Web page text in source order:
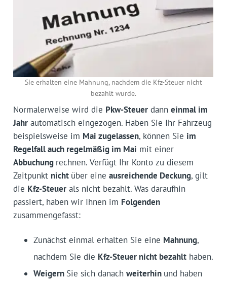
Sie erhalten eine Mahnung, nachdem die Kfz-Steuer nicht
bezahlt wurde.
Normalerweise wird die Pkw-Steuerdann einmal im
Jahrautomatisch eingezogen. Haben Sie Ihr Fahrzeug
beispielsweise im Mai zugelassen, können Sie im
Regelfall auch regelmäßig im Mai mit einer
Abbuchung rechnen. Verfügt Ihr Konto zu diesem
Zeitpunkt nicht über eine ausreichende Deckung, gilt
die Kfz-Steuerals nicht bezahlt. Was daraufhin
passiert, haben wir Ihnen im Folgenden
zusammengefasst:
Zunächst einmal erhalten Sie eine Mahnung,
nachdem Sie die Kfz-Steuer nicht bezahlthaben.
Weigern Sie sich danach weiterhin und haben